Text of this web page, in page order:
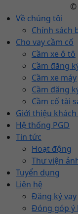
©
Về chúng tôi
Chính sách
Cho vay cầm cố
Cầm xe ô tô
Cầm đăng
Cầm xe máy
Cầm đăng
Cầm cố tài
Giới thiệu khách
Hệ thống PGD
Tin tức
Hoạt động
Thư viện
Tuyển dụng
Liên hệ
Đăng ký vay
Đóng góp ý